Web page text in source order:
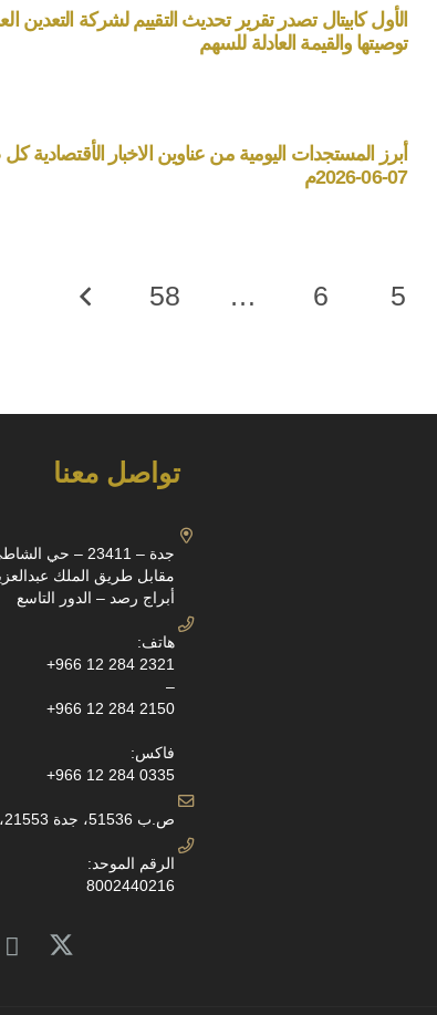
الأول كابيتال تصدر تقرير تحديث التقييم لشركة التعدين
توصيتها والقيمة العادلة للسهم
أبرز المستجدات اليومية من عناوين الاخبار الأقتصادية
07-06-2026م
5
6
…
58
تواصل معنا
جدة – 23411 –
مقابل طريق الملك
أبراج رصد – الدور التاسع
هاتف:
+966 12 284 2321
–
+966 12 284 2150
فاكس:
+966 12 284 0335
ص.ب 51536، جدة 21553، المملكة العربية السعودية
الرقم الموحد:
8002440216